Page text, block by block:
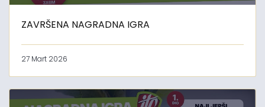
ZAVRŠENA NAGRADNA IGRA
27 Mart 2026